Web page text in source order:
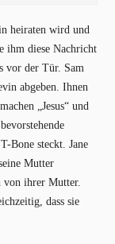
heiraten wird und
ihm diese Nachricht
vor der Tür. Sam
abgeben. Ihnen
„Jesus“ und
Bone steckt. Jane
Mutter
von ihrer Mutter.
dass sie